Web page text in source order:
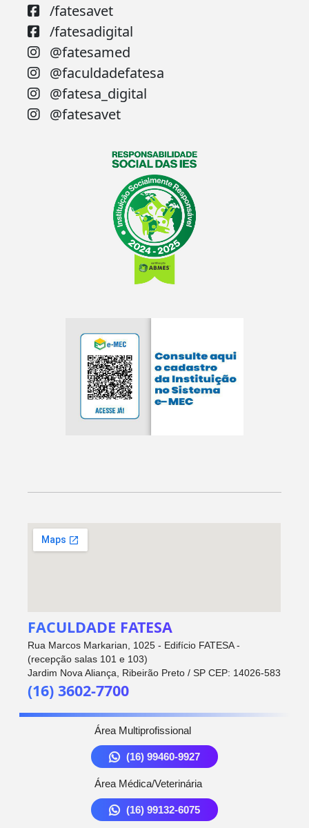
/fatesavet
/fatesadigital
@fatesamed
@faculdadefatesa
@fatesa_digital
@fatesavet
FACULDADE FATESA
Rua Marcos Markarian, 1025 - Edifício FATESA -
(recepção salas 101 e 103)
Jardim Nova Aliança, Ribeirão Preto / SP CEP: 14026-583
(16) 3602-7700
Área Multiprofissional
(16) 99460-9927
Área Médica/Veterinária
(16) 99132-6075